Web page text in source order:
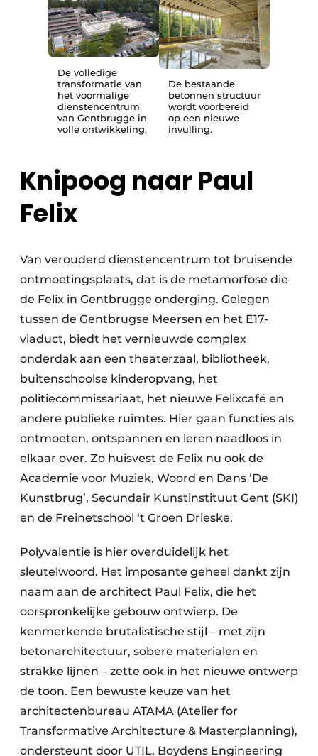
De volledige
transformatie van
het voormalige
dienstencentrum
van Gentbrugge in
volle ontwikkeling.
De bestaande
betonnen structuur
wordt voorbereid
op een nieuwe
invulling.
Knipoog naar Paul
Felix
Van verouderd dienstencentrum tot bruisende
ontmoetingsplaats, dat is de metamorfose die
de Felix in Gentbrugge onderging. Gelegen
tussen de Gentbrugse Meersen en het E17-
viaduct, biedt het vernieuwde complex
onderdak aan een theaterzaal, bibliotheek,
buitenschoolse kinderopvang, het
politiecommissariaat, het nieuwe Felixcafé en
andere publieke ruimtes. Hier gaan functies als
ontmoeten, ontspannen en leren naadloos in
elkaar over. Zo huisvest de Felix nu ook de
Academie voor Muziek, Woord en Dans ‘De
Kunstbrug’, Secundair Kunstinstituut Gent (SKI)
en de Freinetschool ‘t Groen Drieske.
Polyvalentie is hier overduidelijk het
sleutelwoord. Het imposante geheel dankt zijn
naam aan de architect Paul Felix, die het
oorspronkelijke gebouw ontwierp. De
kenmerkende brutalistische stijl – met zijn
betonarchitectuur, sobere materialen en
strakke lijnen – zette ook in het nieuwe ontwerp
de toon. Een bewuste keuze van het
architectenbureau ATAMA (Atelier for
Transformative Architecture & Masterplanning),
ondersteunt door UTIL, Boydens Engineering